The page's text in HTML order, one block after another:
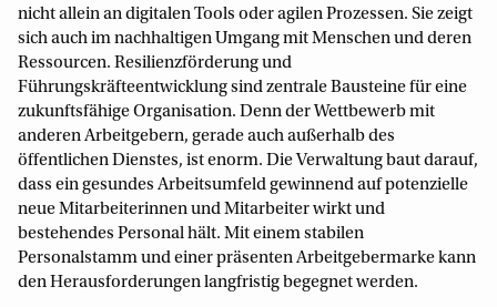
nicht allein an digitalen Tools oder agilen Prozessen. Sie zeigt
sich auch im nachhaltigen Umgang mit Menschen und deren
Ressourcen. Resilienzförderung und
Führungskräfteentwicklung sind zentrale Bausteine für eine
zukunftsfähige Organisation. Denn der Wettbewerb mit
anderen Arbeitgebern, gerade auch außerhalb des
öffentlichen Dienstes, ist enorm. Die Verwaltung baut darauf,
dass ein gesundes Arbeitsumfeld gewinnend auf potenzielle
neue Mitarbeiterinnen und Mitarbeiter wirkt und
bestehendes Personal hält. Mit einem stabilen
Personalstamm und einer präsenten Arbeitgebermarke kann
den Herausforderungen langfristig begegnet werden.